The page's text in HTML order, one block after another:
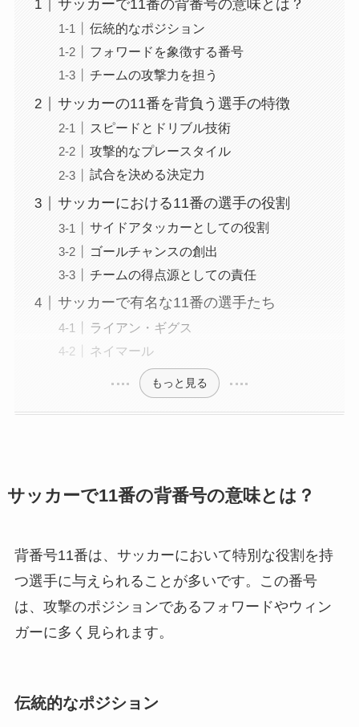
サッカーで11番の背番号の意味とは？
伝統的なポジション
フォワードを象徴する番号
チームの攻撃力を担う
サッカーの11番を背負う選手の特徴
スピードとドリブル技術
攻撃的なプレースタイル
試合を決める決定力
サッカーにおける11番の選手の役割
サイドアタッカーとしての役割
ゴールチャンスの創出
チームの得点源としての責任
サッカーで有名な11番の選手たち
ライアン・ギグス
ネイマール
もっと見る
サッカーで11番の背番号の意味とは？
背番号11番は、サッカーにおいて特別な役割を持
つ選手に与えられることが多いです。この番号
は、攻撃のポジションであるフォワードやウィン
ガーに多く見られます。
伝統的なポジション